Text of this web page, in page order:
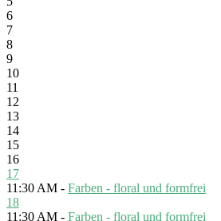
6
7
8
9
10
11
12
13
14
15
16
17
11:30 AM - Farben - floral und formfrei
18
11:30 AM - Farben - floral und formfrei